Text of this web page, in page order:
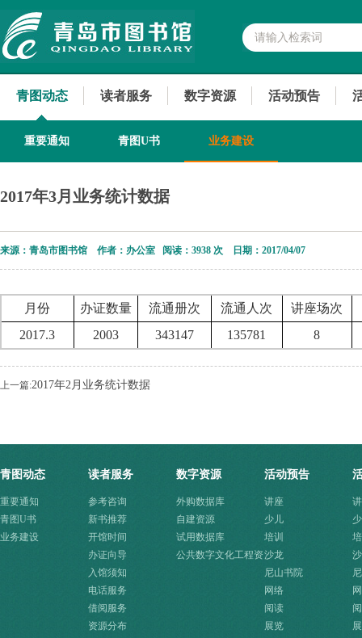
青图动态 读者服务 数字资源 活动预告
重要通知 青图U书 业务建设
2017年3月业务统计数据
来源：青岛市图书馆 作者：办公室 阅读： 3938 次 日期：2017/04/07
月份 办证数量 流通册次 流通人次
讲座场次
2017.3
2003 343147 135781 8
上一篇:2017年2月业务统计数据
青图动态
重要通知
青图U书
业务建设
读者服务
参考咨询
新书推荐
开馆时间
办证向导
入馆须知
电话服务
借阅服务
资源分布
数字资源
外购数据库
自建资源
试用数据库
公共数字文化工程资
活动预告
讲座
少儿
培训
沙龙
尼山书院
网络
阅读
展览